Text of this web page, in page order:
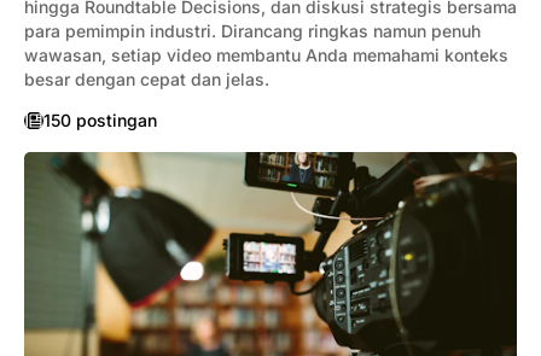
hingga Roundtable Decisions, dan diskusi strategis bersama
para pemimpin industri. Dirancang ringkas namun penuh
wawasan, setiap video membantu Anda memahami konteks
besar dengan cepat dan jelas.
150 postingan